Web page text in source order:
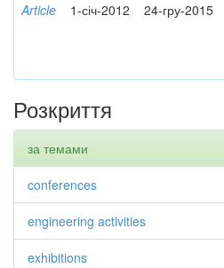
Article 1-січ-2012 24-гру-2015
Розкриття
за темами
conferences
engineering activities
exhibitions